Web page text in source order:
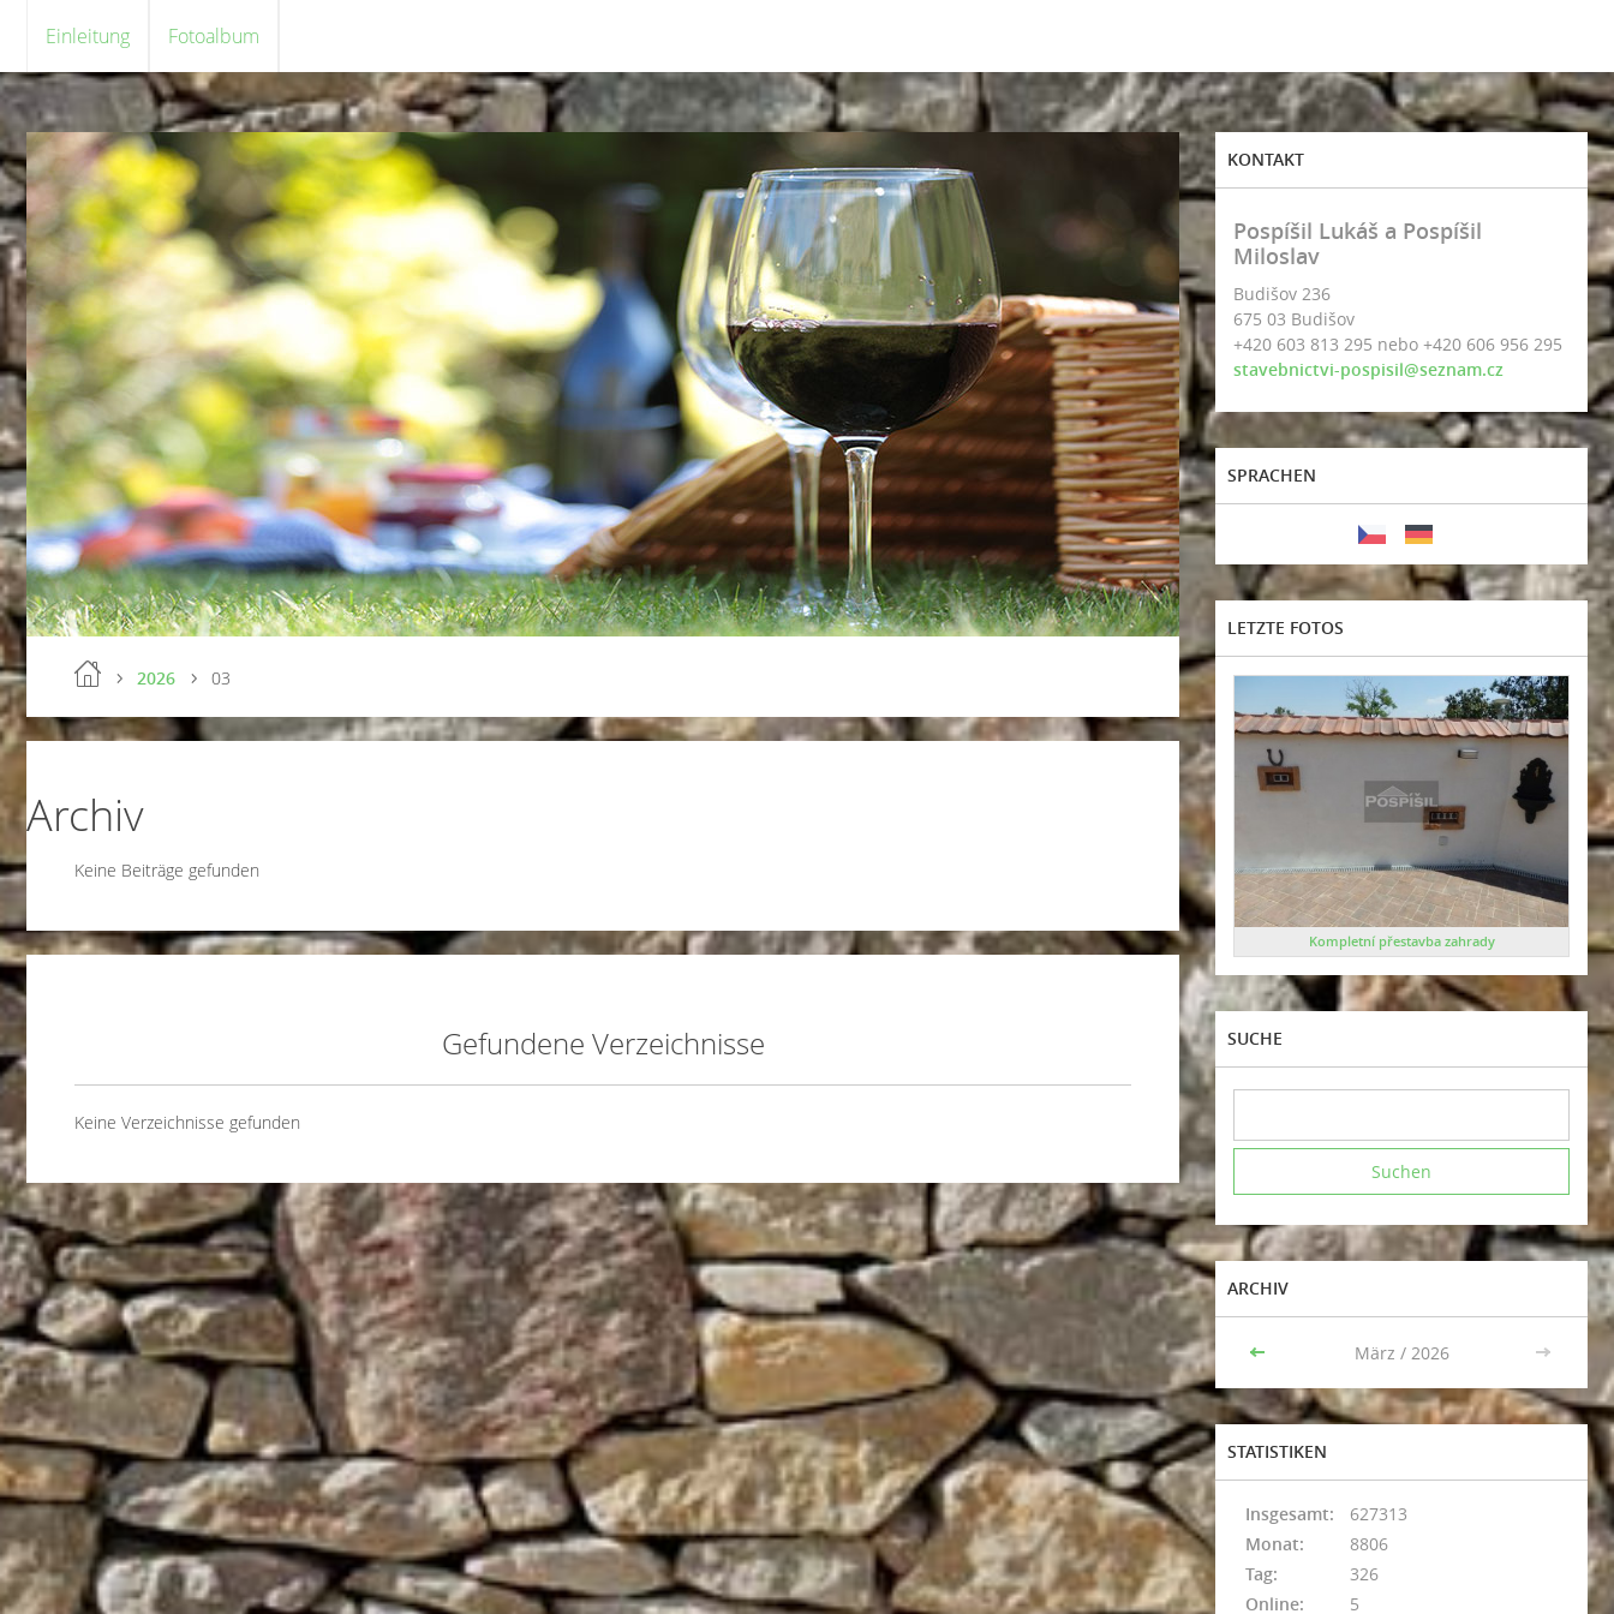
Einleitung Fotoalbum
2026 03
Archiv
Keine Beiträge gefunden
Gefundene Verzeichnisse
Keine Verzeichnisse gefunden
KONTAKT
Pospíšil Lukáš a Pospíšil
Miloslav
Budišov 236
675 03 Budišov
+420 603 813 295 nebo +420 606 956 295
stavebnictvi-pospisil@seznam.cz
SPRACHEN
LETZTE FOTOS
Kompletní přestavba zahrady
SUCHE
ARCHIV
<< März / 2026 >>
STATISTIKEN
Online: 5
Insgesamt:
627313
Monat:
8806
Tag:
326